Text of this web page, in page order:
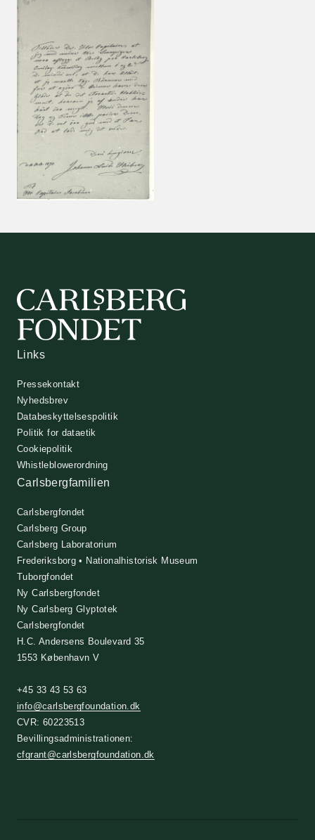
Links
Pressekontakt
Nyhedsbrev
Databeskyttelsespolitik
Politik for dataetik
Cookiepolitik
Whistleblowerordning
Carlsbergfamilien
Carlsbergfondet
Carlsberg Group
Carlsberg Laboratorium
Frederiksborg • Nationalhistorisk Museum
Tuborgfondet
Ny Carlsbergfondet
Ny Carlsberg Glyptotek
Carlsbergfondet
H.C. Andersens Boulevard 35
1553 København V
+45 33 43 53 63
info@carlsbergfoundation.dk
CVR: 60223513
Bevillingsadministrationen:
cfgrant@carlsbergfoundation.dk